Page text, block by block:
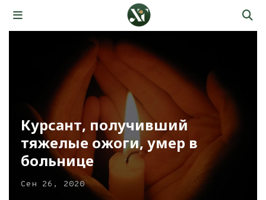
Курсант, получивший
тяжелые ожоги, умер в
больнице
Сен 26, 2020